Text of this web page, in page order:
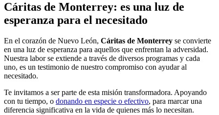
Cáritas de Monterrey: es una luz de
esperanza para el necesitado
En el corazón de Nuevo León, Cáritas de Monterrey se convierte
en una luz de esperanza para aquellos que enfrentan la adversidad.
Nuestra labor se extiende a través de diversos programas y cada
uno, es un testimonio de nuestro compromiso con ayudar al
necesitado.
Te invitamos a ser parte de esta misión transformadora. Apoyando
con tu tiempo, o donando en especie o efectivo, para marcar una
diferencia significativa en la vida de quienes más lo necesitan.